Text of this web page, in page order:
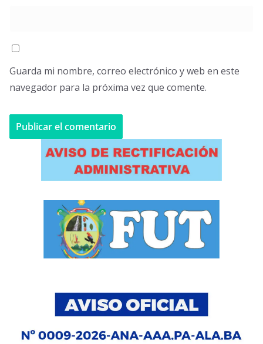
Guarda mi nombre, correo electrónico y web en este
navegador para la próxima vez que comente.